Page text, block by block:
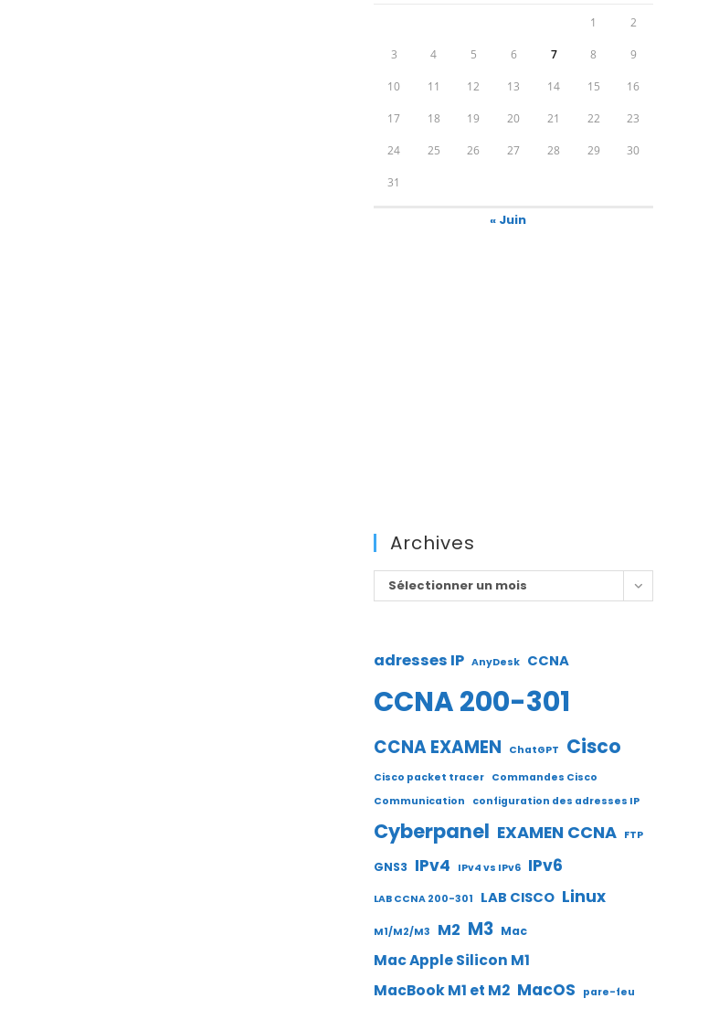
1 2
3 4 5 6 7 8 9
10 11 12 13 14 15 16
17 18 19 20 21 22 23
24 25 26 27 28 29 30
31
« Juin
Archives
Archives
Sélectionner un mois
adresses IP AnyDesk CCNA
CCNA 200-301
CCNA EXAMEN ChatGPT Cisco
Cisco packet tracer Commandes Cisco
Communication
configuration des adresses IP
Cyberpanel EXAMEN CCNA FTP
GNS3 IPv4 IPv4 vs IPv6 IPv6
LAB CCNA 200-301 LAB CISCO Linux
M1/M2/M3 M2 M3 Mac
Mac Apple Silicon M1
MacBook M1 et M2 MacOS pare-feu